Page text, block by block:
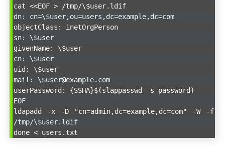
cat <<EOF > /tmp/\$user.ldif
dn: cn=\$user,ou=users,dc=example,dc=com
objectClass: inetOrgPerson
sn: \$user
givenName: \$user
cn: \$user
uid: \$user
mail: \$user@example.com
userPassword: {SSHA}$(slappasswd -s password)
EOF
ldapadd -x -D "cn=admin,dc=example,dc=com" -W -f
/tmp/\$user.ldif
done < users.txt